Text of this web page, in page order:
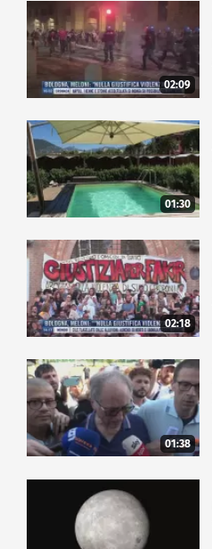
02:09
01:30
02:18
01:38